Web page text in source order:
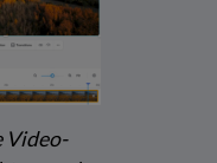
Video-